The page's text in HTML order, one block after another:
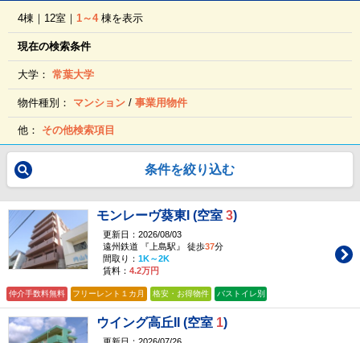
4棟｜12室｜ 1～4棟を表示
現在の検索条件
大学：常葉大学
物件種別： マンション/事業用物件
他： その他検索項目
条件を絞り込む
モンレーヴ葵東I (空室 3)
更新日：2026/08/03
遠州鉄道 『上島駅』 徒歩37分
間取り： 1K～2K
賃料： 4.2万円
仲介手数料無料 フリーレント１カ月 格安・お得物件 バストイレ別
ウイング高丘II (空室 1)